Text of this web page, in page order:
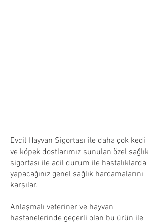
Evcil Hayvan Sigortası ile daha çok kedi
ve köpek dostlarımız sunulan özel sağlık
sigortası ile acil durum ile hastalıklarda
yapacağınız genel sağlık harcamalarını
karşılar.
Anlaşmalı veteriner ve hayvan
hastanelerinde geçerli olan bu ürün ile